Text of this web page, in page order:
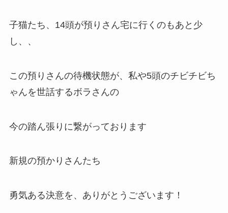
子猫たち、14頭が預りさん宅に行くのもあと少
し、、
この預りさんの待機状態が、私や5頭のチビチビち
ゃんを世話するボラさんの
今の踏ん張りに繋がっております
新規の預かりさんたち
勇気ある決意を、ありがとうございます！